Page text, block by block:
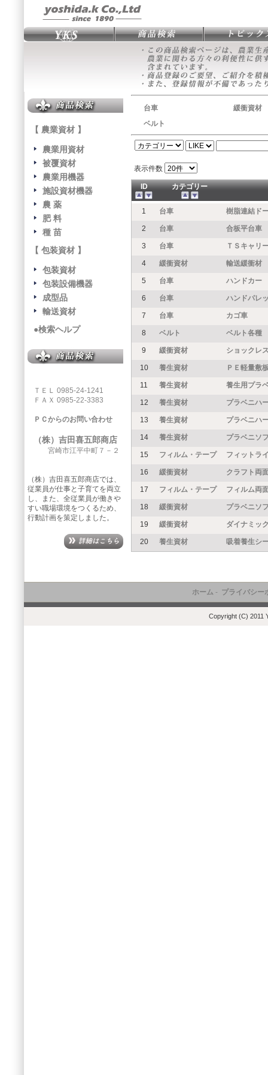
【 農業資材 】
農業用資材
被覆資材
農業用機器
施設資材機器
農 薬
肥 料
種 苗
【 包装資材 】
包装資材
包装設備機器
成型品
輸送資材
●検索ヘルプ
ＴＥＬ 0985-24-1241
ＦＡＸ 0985-22-3383
ＰＣからのお問い合わせ
（株）吉田喜五郎商店
宮崎市江平中町７－２
（株）吉田喜五郎商店では、
従業員が仕事と子育てを両立
し、また、全従業員が働きや
すい職場環境をつくるため、
行動計画を策定しました。
台車
緩衝資材
ベルト
表示件数
ID カテゴリー
1 台車 樹脂連結ド
2 台車 合板平台車
3 台車 ＴＳキャリ
4 緩衝資材 輸送緩衝材
5 台車 ハンドカー
6 台車 ハンドパレ
7 台車 カゴ車
8 ベルト ベルト各種
9 緩衝資材 ショックレ
10 養生資材 ＰＥ軽量敷
11 養生資材 養生用プラ
12 養生資材 プラベニハ
13 養生資材 プラベニハ
14 養生資材 プラベニソ
15 フィルム・テープ フィットラ
16 緩衝資材 クラフト両
17 フィルム・テープ フィルム両
18 緩衝資材 プラベニソ
19 緩衝資材 ダイナミッ
20 養生資材 吸着養生シ
ホーム- プライバシー
Copyright (C) 2011